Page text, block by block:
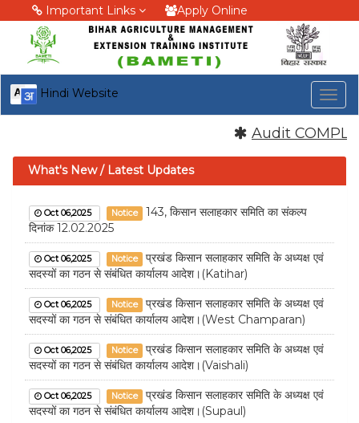
Important Links Apply Online
Hindi Website
Audit COMPLIACE
What's New / Latest Updates
Oct 06,2025 Notice
143, किसान सलाहकार समिति का संकल्प
दिनांक 12.02.2025
Oct 06,2025 Notice
प्रखंड किसान सलाहकार समिति के अध्यक्ष एवं
सदस्यों का गठन से संबंधित कार्यालय आदेश।(Katihar)
Oct 06,2025 Notice
प्रखंड किसान सलाहकार समिति के अध्यक्ष एवं
सदस्यों का गठन से संबंधित कार्यालय आदेश।(West Champaran)
Oct 06,2025 Notice
प्रखंड किसान सलाहकार समिति के अध्यक्ष एवं
सदस्यों का गठन से संबंधित कार्यालय आदेश।(Vaishali)
Oct 06,2025 Notice
प्रखंड किसान सलाहकार समिति के अध्यक्ष एवं
सदस्यों का गठन से संबंधित कार्यालय आदेश।(Supaul)